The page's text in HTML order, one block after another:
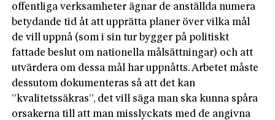
offentliga verksamheter ägnar de anställda numera
betydande tid åt att upprätta planer över vilka mål
de vill uppnå (som i sin tur bygger på politiskt
fattade beslut om nationella målsättningar) och att
utvärdera om dessa mål har uppnåtts. Arbetet måste
dessutom dokumenteras så att det kan
”kvalitetssäkras”, det vill säga man ska kunna spåra
orsakerna till att man misslyckats med de angivna